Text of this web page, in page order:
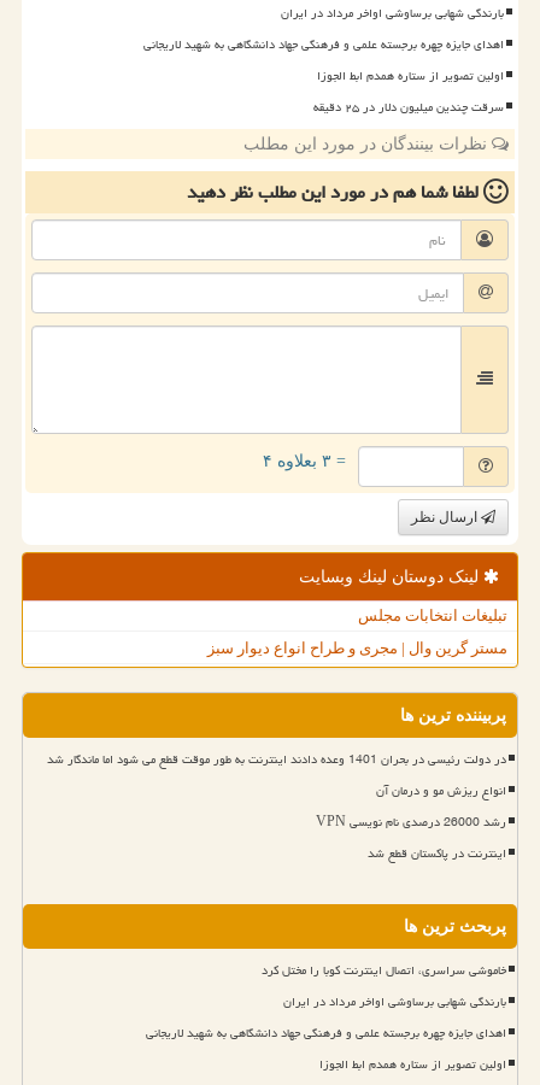
بارندگی شهابی برساوشی اواخر مرداد در ایران
اهدای جایزه چهره برجسته علمی و فرهنگی جهاد دانشگاهی به شهید لاریجانی
اولین تصویر از ستاره همدم ابط الجوزا
سرقت چندین میلیون دلار در ۲۵ دقیقه
نظرات بینندگان در مورد این مطلب
لطفا شما همدر مورد این مطلبنظر دهید
= ۳ بعلاوه ۴
ارسال نظر
لینک دوستان لینك وبسایت
تبلیغات انتخابات مجلس
مستر گرین وال | مجری و طراح انواع دیوار سبز
پربیننده ترین ها
در دولت رئیسی در بحران 1401 وعده دادند اینترنت به طور موقت قطع می شود اما ماندگار شد
انواع ریزش مو و درمان آن
رشد 26000 درصدی نام نویسی VPN
اینترنت در پاکستان قطع شد
پربحث ترین ها
خاموشی سراسری، اتصال اینترنت کوبا را مختل کرد
بارندگی شهابی برساوشی اواخر مرداد در ایران
اهدای جایزه چهره برجسته علمی و فرهنگی جهاد دانشگاهی به شهید لاریجانی
اولین تصویر از ستاره همدم ابط الجوزا